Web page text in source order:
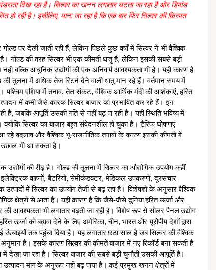
दिख रहा है। सिल्वर का खनन लगातार घटता जा रहा है और डिमांड
हो रही है। इसीलिए, माना जा रहा है कि एक बार फिर सिल्वर की किस्मत
पर देखी जाती रही हैं, लेकिन पिछले कुछ वर्षों में सिल्वर ने भी वैश्विक
है। गोल्ड की तरह सिल्वर भी एक कीमती धातु है, लेकिन इसकी सबसे बड़ी
बल्कि आधुनिक उद्योगों की एक अनिवार्य आवश्यकता भी है। यही कारण है
की तुलना में अधिक तेज रिटर्न देने वाली धातु मान रहे हैं। वर्तमान समय में
पश्चिम एशिया में तनाव, तेल संकट, वैश्विक आर्थिक मंदी की आशंकाएं, हरित
में कमी जैसे कारक सिल्वर बाजार को प्रभावित कर रहे हैं। इन
है, जबकि आपूर्ति उसकी गति से नहीं बढ़ पा रही है। यही स्थिति भविष्य में
सिल्वर का बाजार बहुत संवेदनशील हो चुका है। टैरिफ घोषणाएं
रहे बदलाव और वैश्विक भू-राजनीतिक तनावों के कारण इसकी कीमतों में
उछाल भी आ सकता है।
की रीढ़ है। गोल्ड की तुलना में सिल्वर का औद्योगिक उपयोग कहीं
वाहनों, बैटरियों, सेमीकंडक्टर, मेडिकल उपकरणों, दूरसंचार
में सिल्वर का उपयोग तेजी से बढ़ रहा है। विशेषज्ञों के अनुसार वैश्विक
क्षेत्रों से आता है। यही कारण है कि जैसे-जैसे दुनिया हरित ऊर्जा और
आवश्यकता भी लगातार बढ़ती जा रही है। विशेष रूप से सोलर पैनल उद्योग
ऊर्जा को बढ़ावा देने के लिए अमेरिका, चीन, भारत और यूरोपीय देशों द्वारा
तक पहुंचा दिया है। यह लगातार छठा साल है जब सिल्वर की वैश्विक
है। इसके कारण सिल्वर की कीमतें बाजार में नए रिकॉर्ड बना सकती हैं
जा रहा है। सिल्वर बाजार की सबसे बड़ी चुनौती उसकी आपूर्ति है।
उत्पादन मांग के अनुरूप नहीं बढ़ पाया है। कई प्रमुख खनन क्षेत्रों में